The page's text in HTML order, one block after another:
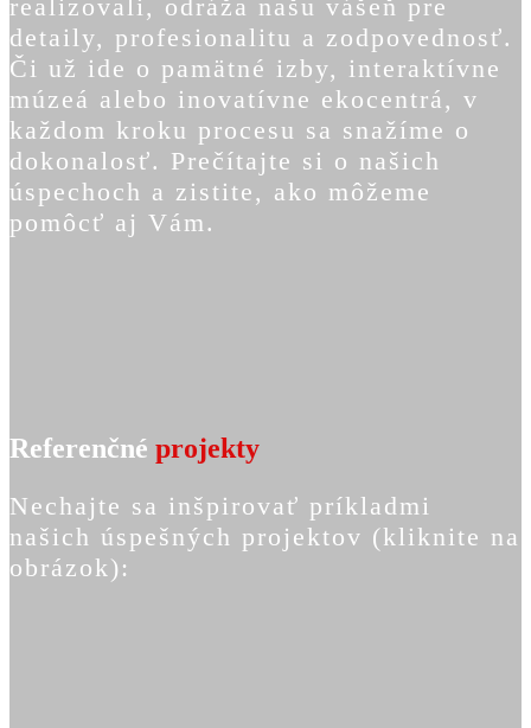
realizovali, odráža našu vášeň pre
detaily, profesionalitu a zodpovednosť.
Či už ide o pamätné izby, interaktívne
múzeá alebo inovatívne ekocentrá, v
každom kroku procesu sa snažíme o
dokonalosť. Prečítajte si o našich
úspechoch a zistite, ako môžeme
pomôcť aj Vám.
Referenčné projekty
Nechajte sa inšpirovať príkladmi
našich úspešných projektov (kliknite na
obrázok):